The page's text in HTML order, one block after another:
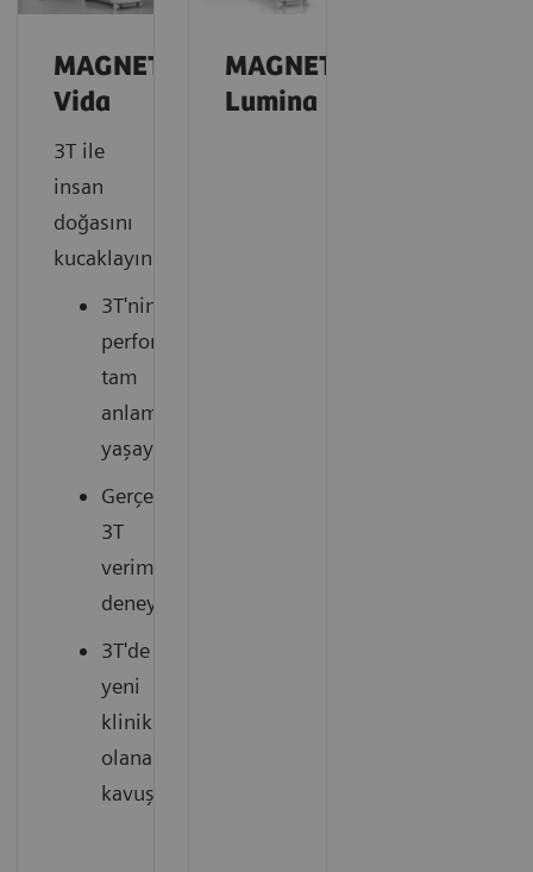
MAGNETOM
Vida
3T ile
insan
doğasını
kucaklayın
3T'nin
performansının
tam
anlamıyla
yaşayın
Gerçek
3T
verimliliğini
deneyimleyin
3T'de
yeni
klinik
olanaklara
kavuşun
MAGNETOM
Lumina